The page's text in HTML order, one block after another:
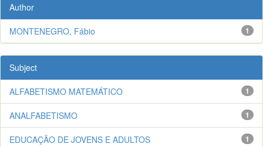
Author
1
MONTENEGRO, Fábio
Subject
1
ALFABETISMO MATEMÁTICO
1
ANALFABETISMO
1
EDUCAÇÃO DE JOVENS E ADULTOS